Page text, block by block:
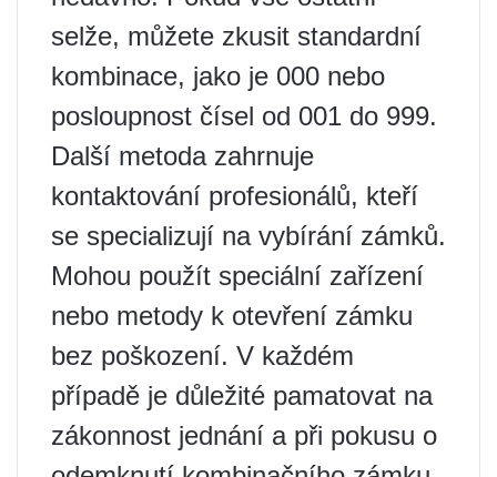
selže, můžete zkusit standardní
kombinace, jako je 000 nebo
posloupnost čísel od 001 do 999.
Další metoda zahrnuje
kontaktování profesionálů, kteří
se specializují na vybírání zámků.
Mohou použít speciální zařízení
nebo metody k otevření zámku
bez poškození. V každém
případě je důležité pamatovat na
zákonnost jednání a při pokusu o